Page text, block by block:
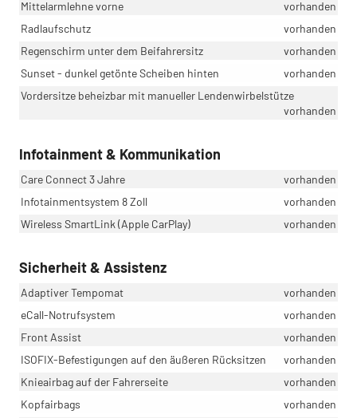
Mittelarmlehne vorne
vorhanden
Radlaufschutz
vorhanden
Regenschirm unter dem Beifahrersitz
vorhanden
Sunset - dunkel getönte Scheiben hinten
vorhanden
Vordersitze beheizbar mit manueller Lendenwirbelstütze
vorhanden
Infotainment & Kommunikation
Care Connect 3 Jahre
vorhanden
Infotainmentsystem 8 Zoll
vorhanden
Wireless SmartLink (Apple CarPlay)
vorhanden
Sicherheit & Assistenz
Adaptiver Tempomat
vorhanden
eCall-Notrufsystem
vorhanden
Front Assist
vorhanden
ISOFIX-Befestigungen auf den äußeren Rücksitzen
vorhanden
Knieairbag auf der Fahrerseite
vorhanden
Kopfairbags
vorhanden